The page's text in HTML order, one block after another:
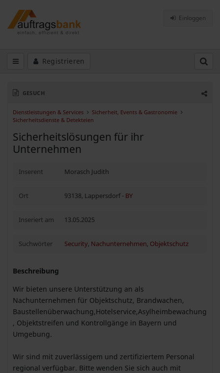
Einloggen
Registrieren
GESUCH
Dienstleistungen & Services
Sicherheit, Events & Gastronomie
Sicherheitsdienste & Detekteien
Sicherheitslösungen für ihr
Unternehmen
Inserent Morasch Judith
Ort 93138, Lappersdorf - BY
Inseriert am 13.05.2025
Suchwörter Security, Nachunternehmen, Objektschutz
Beschreibung
Wir bieten unsere Unterstützung an als
Nachunternehmen für Objektschutz, Brandwachen,
Baustellenüberwachung,Hotelservice,Asylheimbewachung
, Objektstreifen und Kontrollgänge in Bayern und
Umgebung.
Wir sind mit zuverlässigem und zertifiziertem Personal
regional verfügbar. Bitte wenden Sie sich auch mit